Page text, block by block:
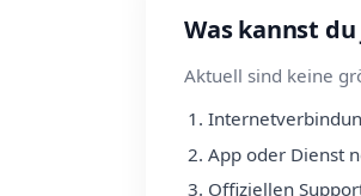
Was kannst
Aktuell sind keine
App oder Dienst
Offiziellen